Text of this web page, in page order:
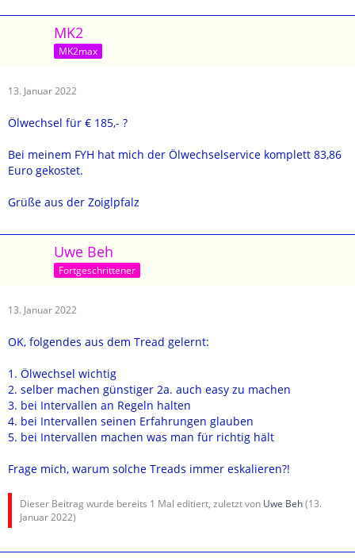
MK2
MK2max
13. Januar 2022
Ölwechsel für € 185,- ?
Bei meinem FYH hat mich der Ölwechselservice komplett 83,86
Euro gekostet.
Grüße aus der Zoiglpfalz
Uwe Beh
Fortgeschrittener
13. Januar 2022
OK, folgendes aus dem Tread gelernt:
1. Ölwechsel wichtig
2. selber machen günstiger 2a. auch easy zu machen
3. bei Intervallen an Regeln halten
4. bei Intervallen seinen Erfahrungen glauben
5. bei Intervallen machen was man für richtig hält
Frage mich, warum solche Treads immer eskalieren?!
Dieser Beitrag wurde bereits 1 Mal editiert, zuletzt von Uwe Beh(13.
Januar 2022)